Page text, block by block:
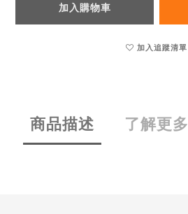
加入購物車
加入追蹤清單
商品描述 了解更多